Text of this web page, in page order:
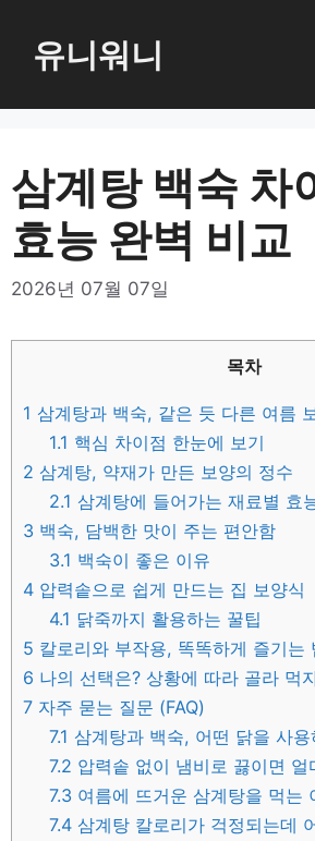
로
뛰
기
유니워니
삼계탕 백숙 차
효능 완벽 비교
2026년 07월 07일
목차
1 삼계탕과 백숙, 같은 듯 다른 여름
1.1 핵심 차이점 한눈에 보기
2 삼계탕, 약재가 만든 보양의 정수
2.1 삼계탕에 들어가는 재료별 효
3 백숙, 담백한 맛이 주는 편안함
3.1 백숙이 좋은 이유
4 압력솥으로 쉽게 만드는 집 보양식
4.1 닭죽까지 활용하는 꿀팁
5 칼로리와 부작용, 똑똑하게 즐기는
6 나의 선택은? 상황에 따라 골라 먹
7 자주 묻는 질문 (FAQ)
7.1 삼계탕과 백숙, 어떤 닭을 사용
7.2 압력솥 없이 냄비로 끓이면 얼
7.3 여름에 뜨거운 삼계탕을 먹는
7.4 삼계탕 칼로리가 걱정되는데